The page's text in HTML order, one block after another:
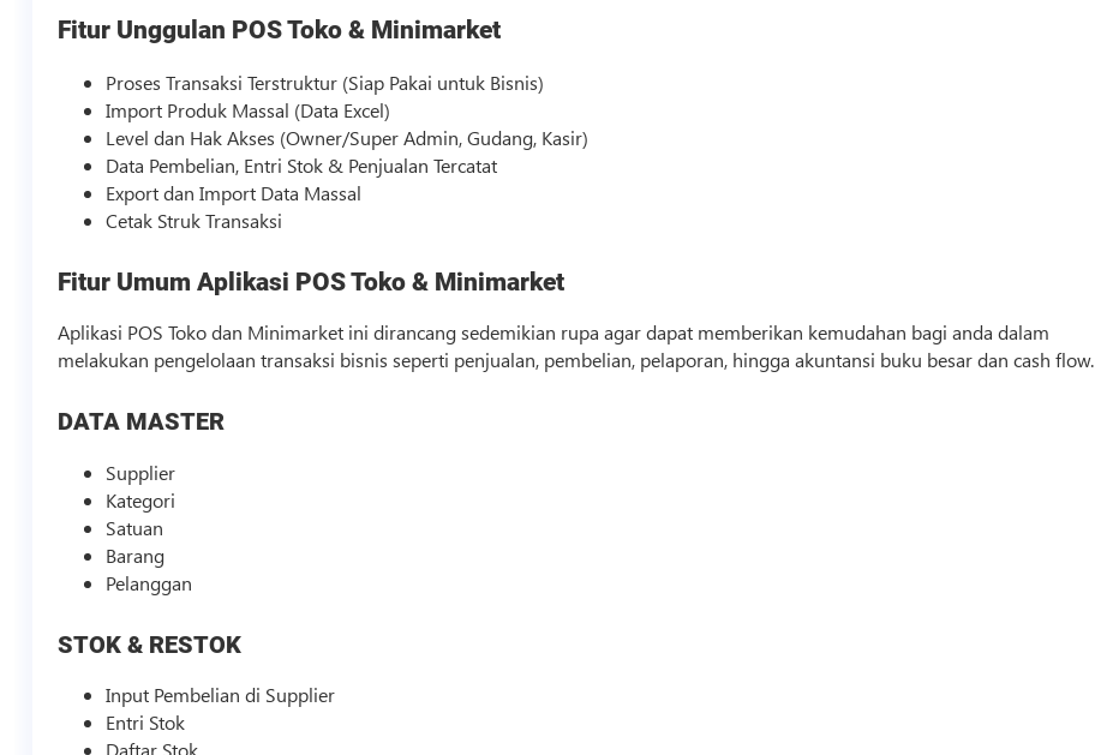
Fitur Unggulan POS Toko & Minimarket
Proses Transaksi Terstruktur (Siap Pakai untuk Bisnis)
Import Produk Massal (Data Excel)
Level dan Hak Akses (Owner/Super Admin, Gudang, Kasir)
Data Pembelian, Entri Stok & Penjualan Tercatat
Export dan Import Data Massal
Cetak Struk Transaksi
Fitur Umum Aplikasi POS Toko & Minimarket
Aplikasi POS Toko dan Minimarket ini dirancang sedemikian rupa agar dapat memberikan kemudahan bagi anda dalam
melakukan pengelolaan transaksi bisnis seperti penjualan, pembelian, pelaporan, hingga akuntansi buku besar dan cash flow.
DATA MASTER
Supplier
Kategori
Satuan
Barang
Pelanggan
STOK & RESTOK
Input Pembelian di Supplier
Entri Stok